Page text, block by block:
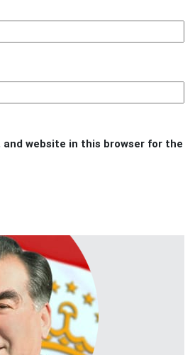
and website in this browser for the